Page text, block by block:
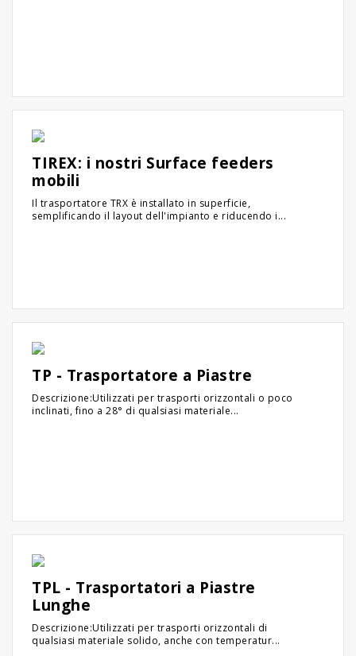
TIREX: i nostri Surface feeders
mobili
Il trasportatore TRX è installato in superficie,
semplificando il layout dell'impianto e riducendo i...
TP - Trasportatore a Piastre
Descrizione:Utilizzati per trasporti orizzontali o poco
inclinati, fino a 28° di qualsiasi materiale...
TPL - Trasportatori a Piastre
Lunghe
Descrizione:Utilizzati per trasporti orizzontali di
qualsiasi materiale solido, anche con temperatur...